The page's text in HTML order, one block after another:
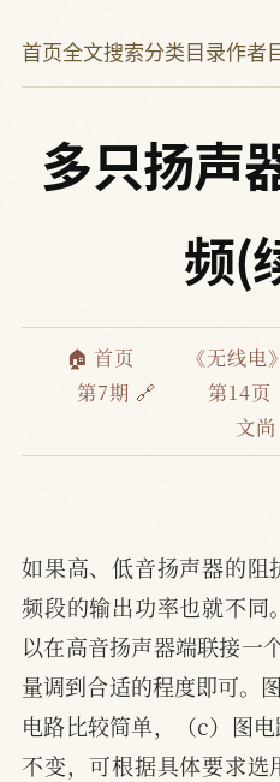
首页全文搜索分类目录作者
多只扬声
频(
🏠 首页 《无线电
第7期 🔗
第14页
文
如果高、低音扬声器的
频段的输出功率也就不同
以在高音扬声器端联接一
量调到合适的程度即可。
电路比较简单，（c）图
不变，可根据具体要求